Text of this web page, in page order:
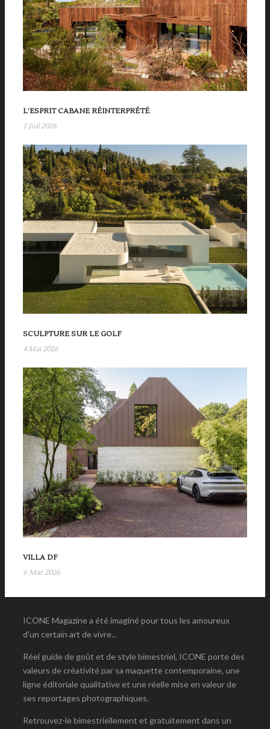
L’ESPRIT CABANE RÉINTERPRÉTÉ
2 Juil 2026
SCULPTURE SUR LE GOLF
4 Mai 2026
VILLA DF
6 Mar 2026
ICONE Magazine a été imaginé pour tous les amoureux
d’un certain art de vivre...
Réel guide de goût et de style bimestriel, ICONE porte des
valeurs de créativité par sa maquette contemporaine, une
ligne éditoriale qualitative et une réelle mise en valeur de
ses reportages photographiques.
Retrouvez-le bimestriellement et gratuitement dans un